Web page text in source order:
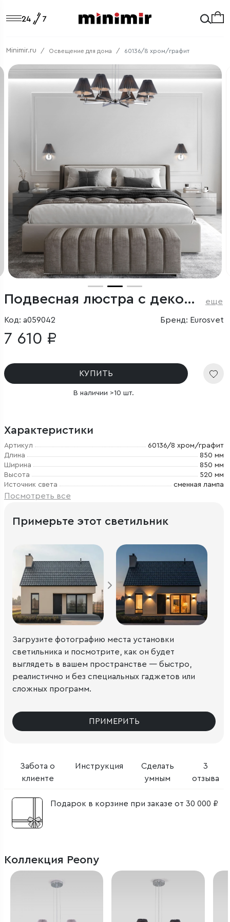
Minimir.ru Освещение для дома 60136/8 хром/графит
Подвесная люстра с декоративными абажурами еще
Код: a059042 Бренд: Eurosvet
7 610 ₽
КУПИТЬ
В наличии >10 шт.
Характеристики
Артикул
60136/8 хром/графит
Длина
850 мм
Ширина
850 мм
Высота
520 мм
Источник света
сменная лампа
Посмотреть все
Забота о
клиенте
Инструкция
Сделать
умным
3
отзыва
Подарок в корзине при заказе от 30 000 ₽
Примерьте этот светильник
Загрузите фотографию места установки
светильника и посмотрите, как он будет
выглядеть в вашем пространстве — быстро,
реалистично и без специальных гаджетов или
сложных программ.
ПРИМЕРИТЬ
Коллекция Peony